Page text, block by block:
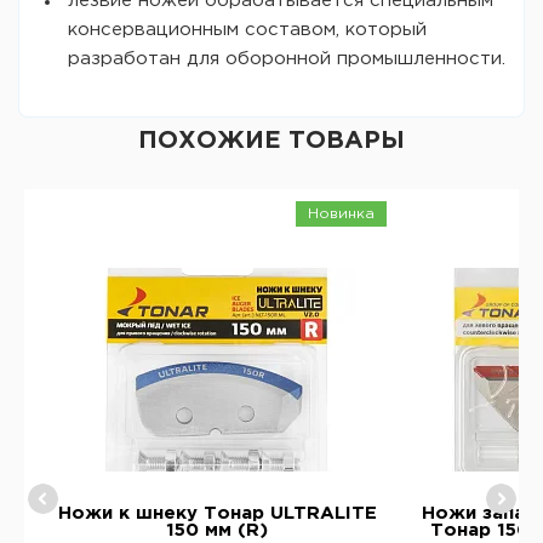
консервационным составом, который
разработан для оборонной промышленности.
ПОХОЖИЕ ТОВАРЫ
Новинка
Ножи к шнеку Тонар ULTRALITE
150 мм (R)
Ножи
Тонар 150